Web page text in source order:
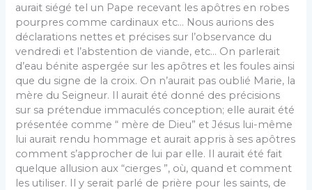
aurait siégé tel un Pape recevant les apôtres en robes
pourpres comme car­dinaux etc… Nous aurions des
déclarations nettes et pré­cises sur l’observance du
vendredi et l’abstention de viande, etc… On parlerait
d’eau bénite aspergée sur les apôtres et les foules ainsi
que du signe de la croix. On n’aurait pas oublié Marie, la
mère du Seigneur. Il aurait été donné des précisions
sur sa prétendue immacu­lés conception; elle aurait été
présentée comme “ mère de Dieu” et Jésus lui-même
lui aurait rendu hommage et aurait appris à ses apôtres
comment s’approcher de lui par elle. Il aurait été fait
quelque allusion aux “cierges ”, où, quand et comment
les utiliser. Il y serait parlé de prière pour les saints, de